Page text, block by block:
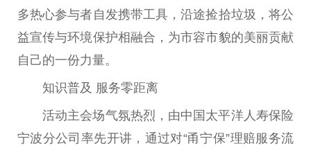
多热心参与者自发携带工具，沿途捡拾垃圾，将公
益宣传与环境保护相融合，为市容市貌的美丽贡献
自己的一份力量。
知识普及 服务零距离
活动主会场气氛热烈，由中国太平洋人寿保险
宁波分公司率先开讲，通过对“甬宁保”理赔服务流